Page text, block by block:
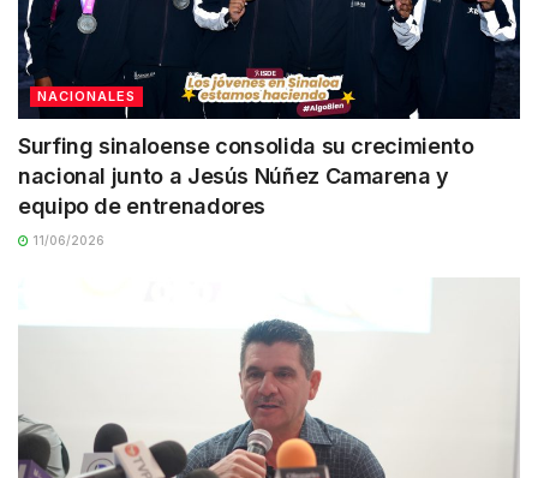
NACIONALES
Surfing sinaloense consolida su crecimiento
nacional junto a Jesús Núñez Camarena y
equipo de entrenadores
11/06/2026